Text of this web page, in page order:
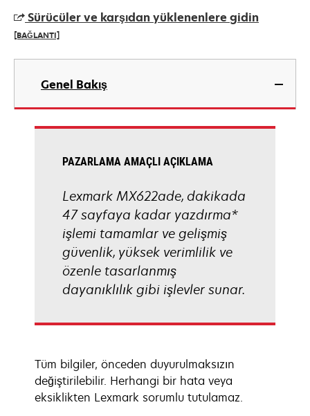
new
tab
Sürücüler ve karşıdan yüklenenlere gidin
[BAĞLANTI]
opens
new
Genel Bakış
PAZARLAMA AMAÇLI AÇIKLAMA
Lexmark MX622ade, dakikada
47 sayfaya kadar yazdırma*
işlemi tamamlar ve gelişmiş
güvenlik, yüksek verimlilik ve
özenle tasarlanmış
dayanıklılık gibi işlevler sunar.
Tüm bilgiler, önceden duyurulmaksızın
değiştirilebilir. Herhangi bir hata veya
eksiklikten Lexmark sorumlu tutulamaz.